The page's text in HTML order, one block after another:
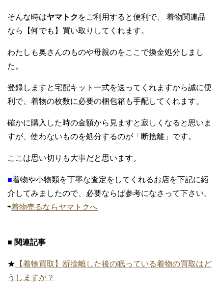
そんな時はヤマトク をご利用すると便利で、 着物関連品
なら【何でも】買い取りしてくれます。
わたしも奥さんのものや母親のをここで換金処分しまし
た。
登録しますと宅配キット一式を送ってくれますから誠に便
利で、着物の枚数に必要の梱包箱も手配してくれます。
確かに購入した時の金額から見ますと寂しくなると思いま
すが、使わないものを処分するのが「断捨離」です。
ここは思い切りも大事だと思います。
■着物や小物類を丁寧な査定をしてくれるお店を下記に紹
介してみましたので、必要ならば参考になさって下さい。
⇨着物売るならヤマトクへ
■ 関連記事
★ 【着物買取】断捨離した後の眠っている着物の買取はど
うしますか？